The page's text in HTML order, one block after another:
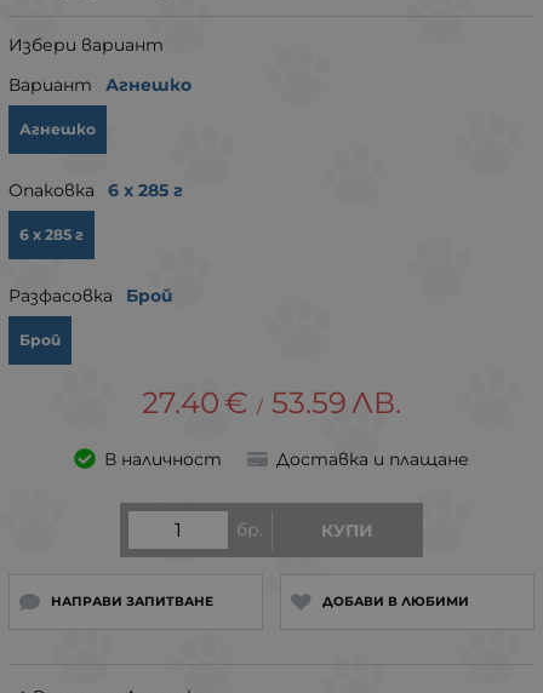
Избери вариант
Вариант
Агнешко
Агнешко
Опаковка 6 х 285 г
6 х 285 г
Разфасовка Брой
Брой
27.40 € / 53.59ЛВ.
В наличност Доставка и плащане
бр. КУПИ
НАПРАВИ ЗАПИТВАНЕ ДОБАВИ В ЛЮБИМИ